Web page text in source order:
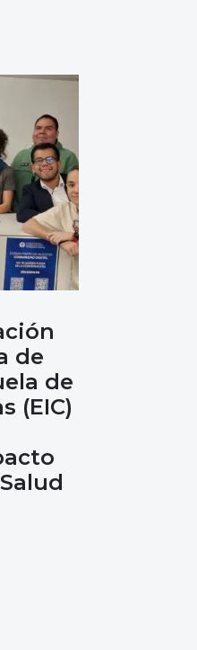
de
de
(EIC)